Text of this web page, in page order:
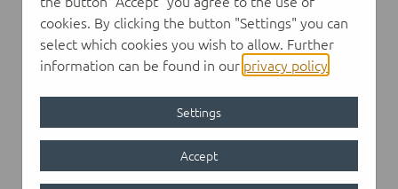
cookies. By clicking the button "Settings" you can
select which cookies you wish to allow. Further
information can be found in our privacy policy
Settings
Accept